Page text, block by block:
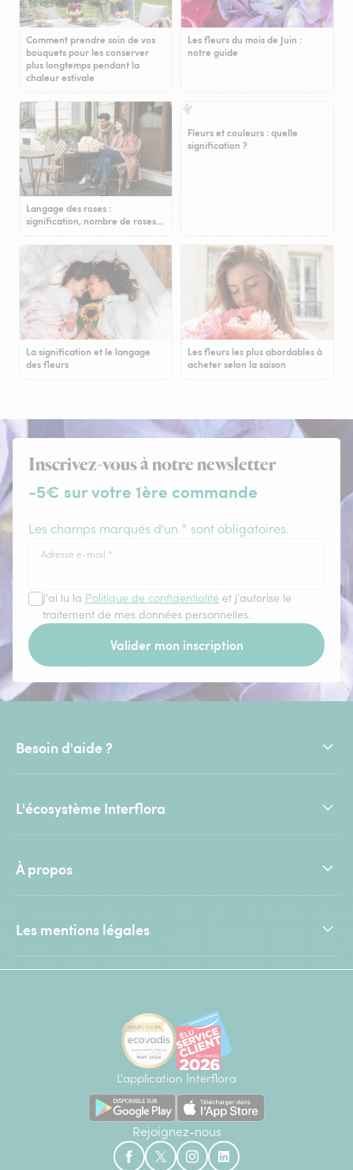
Comment prendre soin de vos
bouquets pour les conserver
plus longtemps pendant la
chaleur estivale
Les fleurs du mois de Juin :
notre guide
Langage des roses :
signification, nombre de roses…
Fleurs et couleurs : quelle
signification ?
La signification et le langage
des fleurs
Les fleurs les plus abordables à
acheter selon la saison
Inscrivez-vous à notre newsletter
-5€ sur votre 1ère commande
Les champs marqués d'un * sont obligatoires.
Adresse e-mail *
J'ai lu la Politique de confidentialité et j'autorise le
traitement de mes données personnelles.
Valider mon inscription
Besoin d'aide ?
L'écosystème Interflora
À propos
Les mentions légales
L'application Interflora
Rejoignez-nous